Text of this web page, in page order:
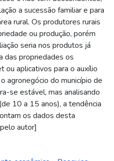
a sucessão familiar e para
rural. Os produtores rurais
ou produção, porém
seria nos produtos já
das propriedades os
ou aplicativos para o auxílio
agronegócio do município de
se estável, mas analisando
10 a 15 anos), a tendência
os dados desta
autor]